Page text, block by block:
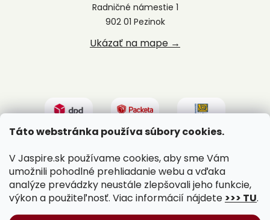
Táto webstránka používa súbory cookies.
V Jaspire.sk používame cookies, aby sme Vám
umožnili pohodlné prehliadanie webu a vďaka
analýze prevádzky neustále zlepšovali jeho funkcie,
výkon a použiteľnosť. Viac informácií nájdete >>> TU.
Radničné námestie 1
902 01 Pezinok
Ukázať na mape →